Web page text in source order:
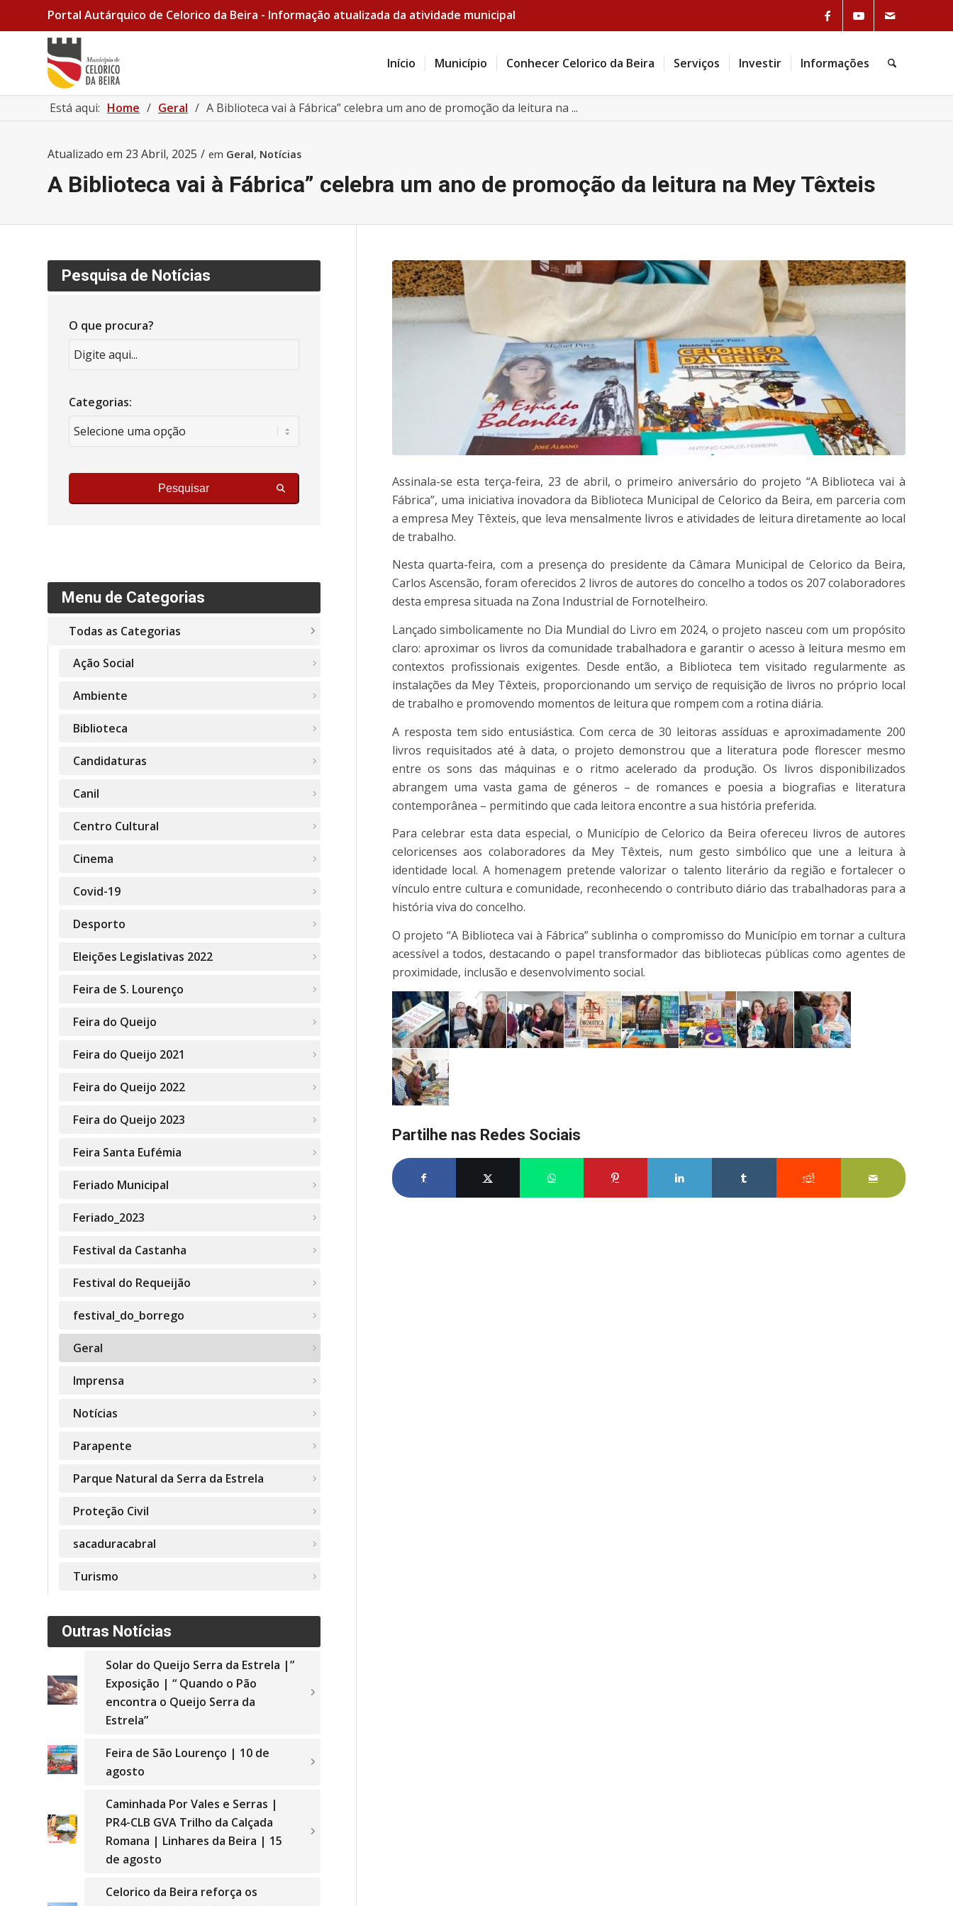
Link to Facebook
Link to Youtube
Portal Autárquico de Celorico da Beira - Informação atualizada da atividade municipal
Início Município Conhecer Celorico da Beira Serviços Investir Informações Pesquisa
Está aqui: Home / Geral / A Biblioteca vai à Fábrica” celebra um ano de promoção da leitura na ...
Atualizado em 23 Abril, 2025 / em Geral, Notícias
A Biblioteca vai à Fábrica” celebra um ano de promoção da leitura na Mey Têxteis
Assinala-se esta terça-feira, 23 de abril, o primeiro aniversário do projeto “A Biblioteca vai à
Fábrica”, uma iniciativa inovadora da Biblioteca Municipal de Celorico da Beira, em parceria com
a empresa Mey Têxteis, que leva mensalmente livros e atividades de leitura diretamente ao local
de trabalho.
Nesta quarta-feira, com a presença do presidente da Câmara Municipal de Celorico da Beira,
Carlos Ascensão, foram oferecidos 2 livros de autores do concelho a todos os 207 colaboradores
desta empresa situada na Zona Industrial de Fornotelheiro.
Lançado simbolicamente no Dia Mundial do Livro em 2024, o projeto nasceu com um propósito
claro: aproximar os livros da comunidade trabalhadora e garantir o acesso à leitura mesmo em
contextos profissionais exigentes. Desde então, a Biblioteca tem visitado regularmente as
instalações da Mey Têxteis, proporcionando um serviço de requisição de livros no próprio local
de trabalho e promovendo momentos de leitura que rompem com a rotina diária.
A resposta tem sido entusiástica. Com cerca de 30 leitoras assíduas e aproximadamente 200
livros requisitados até à data, o projeto demonstrou que a literatura pode florescer mesmo
entre os sons das máquinas e o ritmo acelerado da produção. Os livros disponibilizados
abrangem uma vasta gama de géneros – de romances e poesia a biografias e literatura
contemporânea – permitindo que cada leitora encontre a sua história preferida.
Para celebrar esta data especial, o Município de Celorico da Beira ofereceu livros de autores
celoricenses aos colaboradores da Mey Têxteis, num gesto simbólico que une a leitura à
identidade local. A homenagem pretende valorizar o talento literário da região e fortalecer o
vínculo entre cultura e comunidade, reconhecendo o contributo diário das trabalhadoras para a
história viva do concelho.
O projeto “A Biblioteca vai à Fábrica” sublinha o compromisso do Município em tornar a cultura
acessível a todos, destacando o papel transformador das bibliotecas públicas como agentes de
proximidade, inclusão e desenvolvimento social.
Partilhe nas Redes Sociais
Partilhe no FacebookPartilhe no XShare on WhatsAppPartilhe no PinterestPartilhe no LinkedInPartilhe no TumblrPartilhe no RedditPartilhar por
Pesquisa de Notícias
O que procura?
Categorias:
Pesquisar
Menu de Categorias
Todas as Categorias
Ação Social
Ambiente
Biblioteca
Candidaturas
Canil
Centro Cultural
Cinema
Covid-19
Desporto
Eleições Legislativas 2022
Feira de S. Lourenço
Feira do Queijo
Feira do Queijo 2021
Feira do Queijo 2022
Feira do Queijo 2023
Feira Santa Eufémia
Feriado Municipal
Feriado_2023
Festival da Castanha
Festival do Requeijão
festival_do_borrego
Geral
Imprensa
Notícias
Parapente
Parque Natural da Serra da Estrela
Proteção Civil
sacaduracabral
Turismo
Outras Notícias
Solar do Queijo Serra da Estrela |”
Exposição | “ Quando o Pão
encontra o Queijo Serra da
Estrela”
Feira de São Lourenço | 10 de
agosto
Caminhada Por Vales e Serras |
PR4-CLB GVA Trilho da Calçada
Romana | Linhares da Beira | 15
de agosto
Celorico da Beira reforça os